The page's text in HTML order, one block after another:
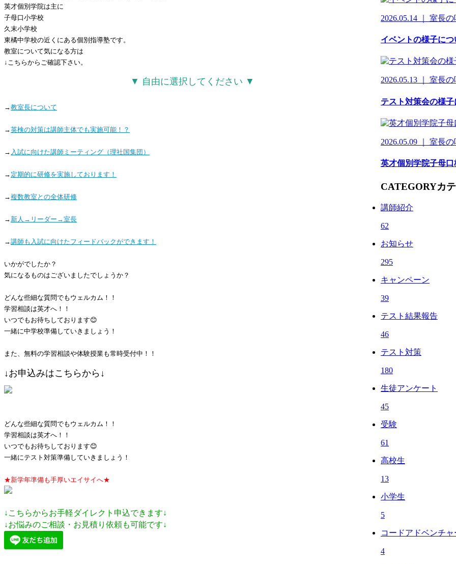
英才個別学院は主に
子母口小学校
久末小学校
東橘中学校の近くにある個別指導塾です。
教室について気になる方は
↓こちらからご確認下さい。
▼ 自由に選択してください ▼
→教室長について
→英検の対策は講師主体でも実施可能！？
→ 入試に向けた講師ミーティング（理社国集団）
→ 定期的に研修を実施しております！
→複数教室との全体研修
→ 新人→リーダー→室長
→講師も入試に向けたフィードバックができます！
いかがでしたか？
気になるものはございましたでしょうか？
どんな些細な質問でもウェルカム！！
学習相談は英才へ！！
いつでもお待ちしております😊
一緒に中学校準備していきましょう！
また、無料の学習相談や体験授業も常時受付中！！
↓お申込みはこちらから↓
どんな些細な質問でもウェルカム！！
学習相談は英才へ！！
いつでもお待ちしております😊
一緒にテスト対策準備していきましょう！
★新学年準備も手厚いエイサイへ★
↓こちらからお手軽ダイレクト申込できます↓
↓お悩みのご相談・お見積り依頼も可能です↓
2026.05.14 ｜ 室長
イベントの様子につ
2026.05.13 ｜ 室長
テスト対策会の様
2026.05.09 ｜ 室長
英才個別学院子母
CATEGORYカ
講師紹介
62
お知らせ
295
キャンペーン
39
テスト結果報告
46
テスト対策
180
生徒アンケート
45
受験
61
高校生
13
小学生
5
コードアドベンチャ
4